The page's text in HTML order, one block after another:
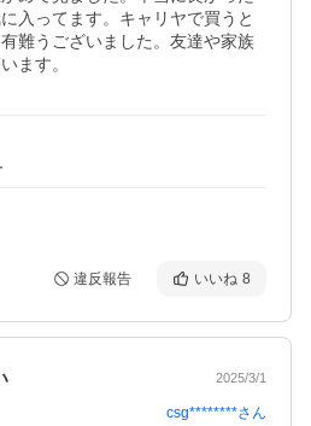
入ってます。キャリヤで買うと
難うございました。友達や家族
ます。
違反報告 いいね 8
2025/3/1
csg********さん